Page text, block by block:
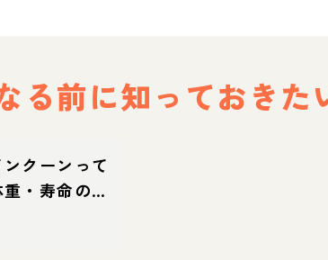
る前に知っておきた
ンクーンって
・寿命の特